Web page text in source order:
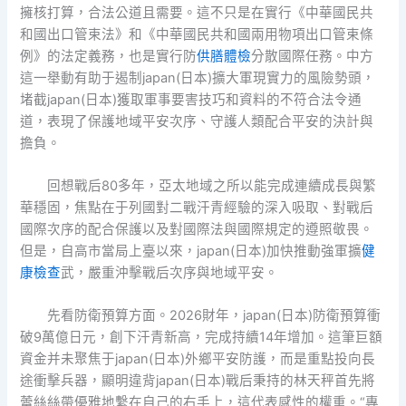
擁核打算，合法公道且需要。這不只是在實行《中華國民共
和國出口管束法》和《中華國民共和國兩用物項出口管束條
例》的法定義務，也是實行防供膳體檢分散國際任務。中方
這一舉動有助于遏制japan(日本)擴大軍現實力的風險勢頭，
堵截japan(日本)獲取軍事要害技巧和資料的不符合法令通
道，表現了保護地域平安次序、守護人類配合平安的決計與
擔負。
回想戰后80多年，亞太地域之所以能完成連續成長與繁
華穩固，焦點在于列國對二戰汗青經驗的深入吸取、對戰后
國際次序的配合保護以及對國際法與國際規定的遵照敬畏。
但是，自高市當局上臺以來，japan(日本)加快推動強軍擴健
康檢查武，嚴重沖擊戰后次序與地域平安。
先看防衛預算方面。2026財年，japan(日本)防衛預算衝
破9萬億日元，創下汗青新高，完成持續14年增加。這筆巨額
資金并未聚焦于japan(日本)外鄉平安防護，而是重點投向長
途衝擊兵器，顯明違背japan(日本)戰后秉持的林天秤首先將
蕾絲絲帶優雅地繫在自己的右手上，這代表感性的權重。“專